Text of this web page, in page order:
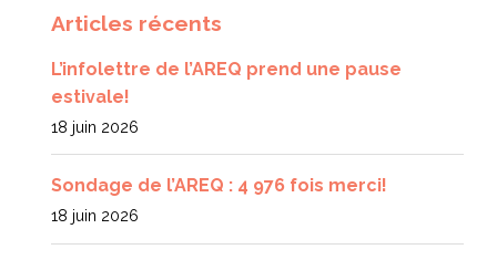
Articles récents
L’infolettre de l’AREQ prend une pause
estivale!
18 juin 2026
Sondage de l’AREQ : 4 976 fois merci!
18 juin 2026